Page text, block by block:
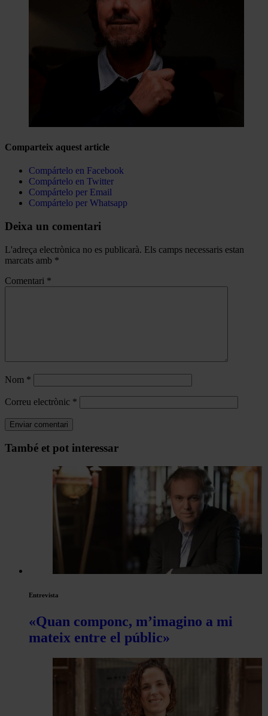
Comparteix aquest article
Compártelo en Facebook
Compártelo en Twitter
Compártelo per Email
Compártelo per Whatsapp
Deixa un comentari
L'adreça electrònica no es publicarà. Els camps necessaris estan
marcats amb *
Comentari *
Nom *
Correu electrònic *
Navegar
Actualitat
També et pot interessar
Entrevista
«Quan componc, m’imagino a mi
mateix entre el públic»